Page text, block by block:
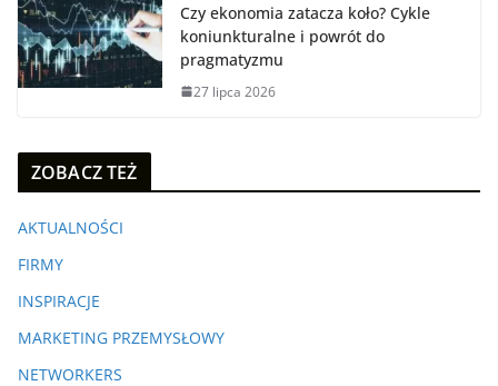
Czy ekonomia zatacza koło? Cykle
koniunkturalne i powrót do
pragmatyzmu
27 lipca 2026
ZOBACZ TEŻ
AKTUALNOŚCI
FIRMY
INSPIRACJE
MARKETING PRZEMYSŁOWY
NETWORKERS